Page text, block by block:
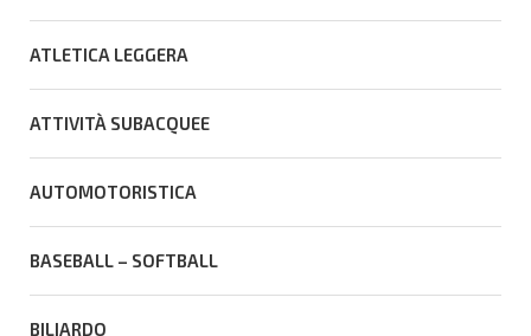
ATLETICA LEGGERA
ATTIVITÀ SUBACQUEE
AUTOMOTORISTICA
BASEBALL – SOFTBALL
BILIARDO